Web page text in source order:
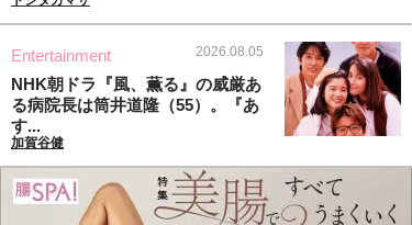
Entertainment 2026.08.05
NHK朝ドラ『風、薫る』の威厳あ
る病院長は筒井道隆（55）。『あ
す...
加賀谷健